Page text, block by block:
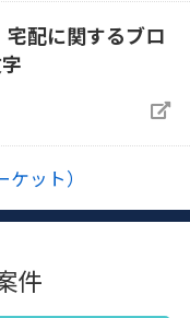
宅配に関するブロ
ット）
件